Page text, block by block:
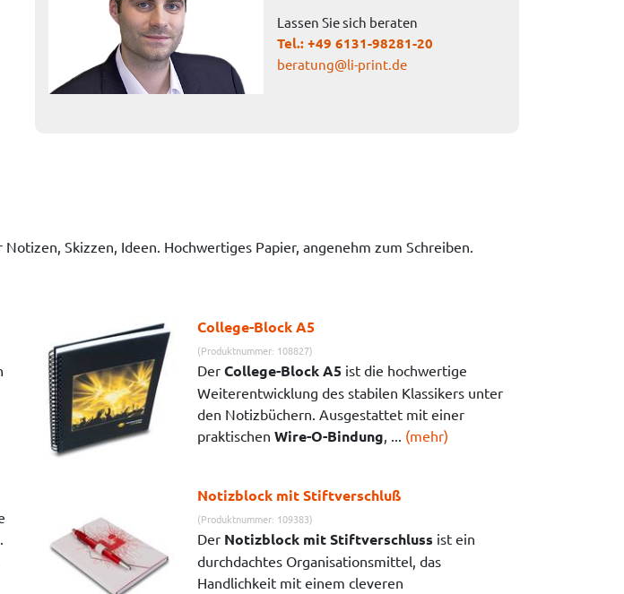
Lassen Sie sich beraten
Tel.: +49 6131-98281-20
beratung@li-print.de
Skizzen, Ideen. Hochwertiges Papier, angenehm zum Schreiben.
College-Block A5
(Produktnummer: 108827)
Der College-Block A5ist die hochwertige
Weiterentwicklung des stabilen Klassikers unter
den Notizbüchern. Ausgestattet mit einer
praktischen Wire-O-Bindung (mehr)
Notizblock mit Stiftverschluß
(Produktnummer: 109383)
Der Notizblock mit Stiftverschluss ist ein
durchdachtes Organisationsmittel, das
Handlichkeit mit einem cleveren